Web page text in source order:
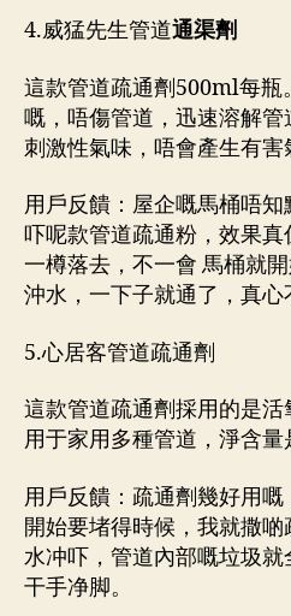
4.威猛先生管道通渠劑
這款管道疏通劑500ml每瓶
嘅，唔傷管道，迅速溶解
刺激性氣味，唔會產生有害
用戶反饋：屋企嘅馬桶唔
吓呢款管道疏通粉，效果
一樽落去，不一會 馬桶就
沖水，一下子就通了，真心
5.心居客管道疏通劑
這款管道疏通劑採用的是
用于家用多種管道，淨含量
用戶反饋：疏通劑幾好用
開始要堵得時候，我就撒
水冲吓，管道內部嘅垃圾
干手净脚。